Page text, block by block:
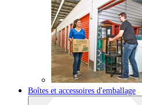
Boîtes et accessoires d'emballage